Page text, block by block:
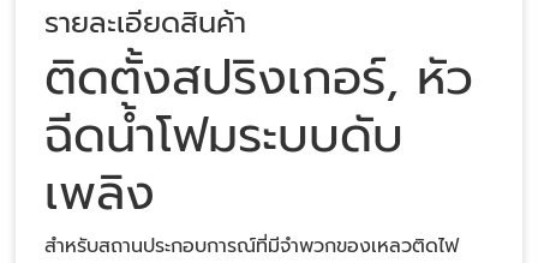
รายละเอียดสินค้า
ติดตั้งสปริงเกอร์, หัว
ฉีดน้ำโฟมระบบดับ
เพลิง
สำหรับสถานประกอบการณ์ที่มีจำพวกของเหลวติดไฟ